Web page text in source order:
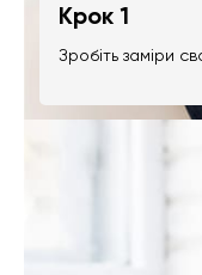
Крок 1
Зробіть заміри